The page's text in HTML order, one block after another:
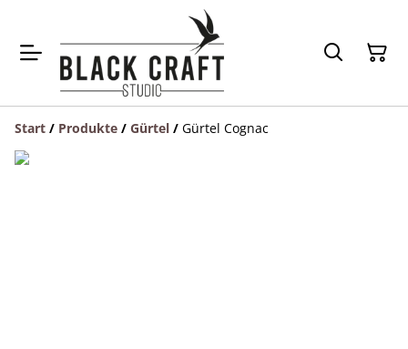
Start / Produkte / Gürtel / Gürtel Cognac